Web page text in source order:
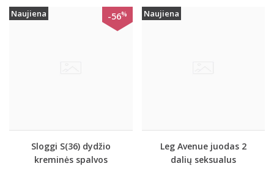
Naujiena -56%
Sloggi S(36) dydžio
kreminės spalvos
Naujiena
Leg Avenue juodas 2
dalių seksualus